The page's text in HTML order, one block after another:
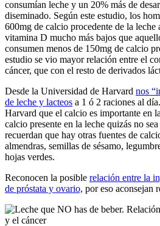
consumían leche y un 20% más de
diseminado. Según este estudio, los
600mg de calcio procedente de la leche
vitamina D mucho más bajos que
consumen menos de 150mg de calcio
estudio se vio mayor relación entre el
cáncer, que con el resto de derivados
Desde la Universidad de Harvard nos
de leche y lacteos a 1 ó 2 raciones al
Harvard que el calcio es importante en
calcio presente en la leche quizás no
recuerdan que hay otras fuentes de
almendras, semillas de sésamo,
hojas verdes.
Reconocen la posible relación entre la
de próstata y ovario, por eso aconsejan